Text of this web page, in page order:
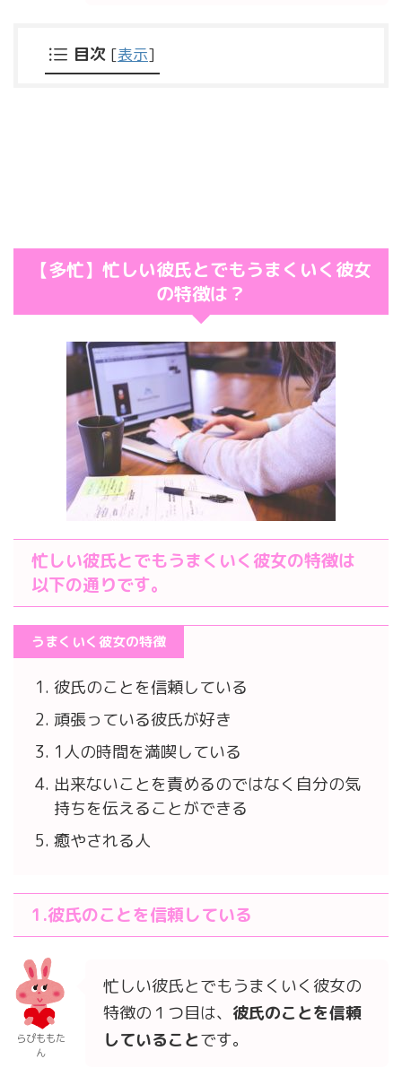
目次 [表示]
【多忙】忙しい彼氏とでもうまくいく彼女
の特徴は？
忙しい彼氏とでもうまくいく彼女の特徴は
以下の通りです。
うまくいく彼女の特徴
彼氏のことを信頼している
頑張っている彼氏が好き
1人の時間を満喫している
出来ないことを責めるのではなく自分の気
持ちを伝えることができる
癒やされる人
1.彼氏のことを信頼している
らぴももた
ん
忙しい彼氏とでもうまくいく彼女の
特徴の１つ目は、 彼氏のことを信頼
していることです。